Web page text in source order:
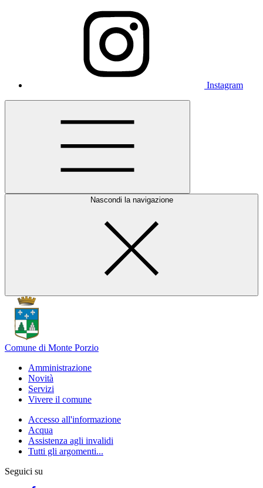
Instagram
Nascondi la navigazione
Comune di Monte Porzio
Amministrazione
Novità
Servizi
Vivere il comune
Accesso all'informazione
Acqua
Assistenza agli invalidi
Tutti gli argomenti...
Seguici su